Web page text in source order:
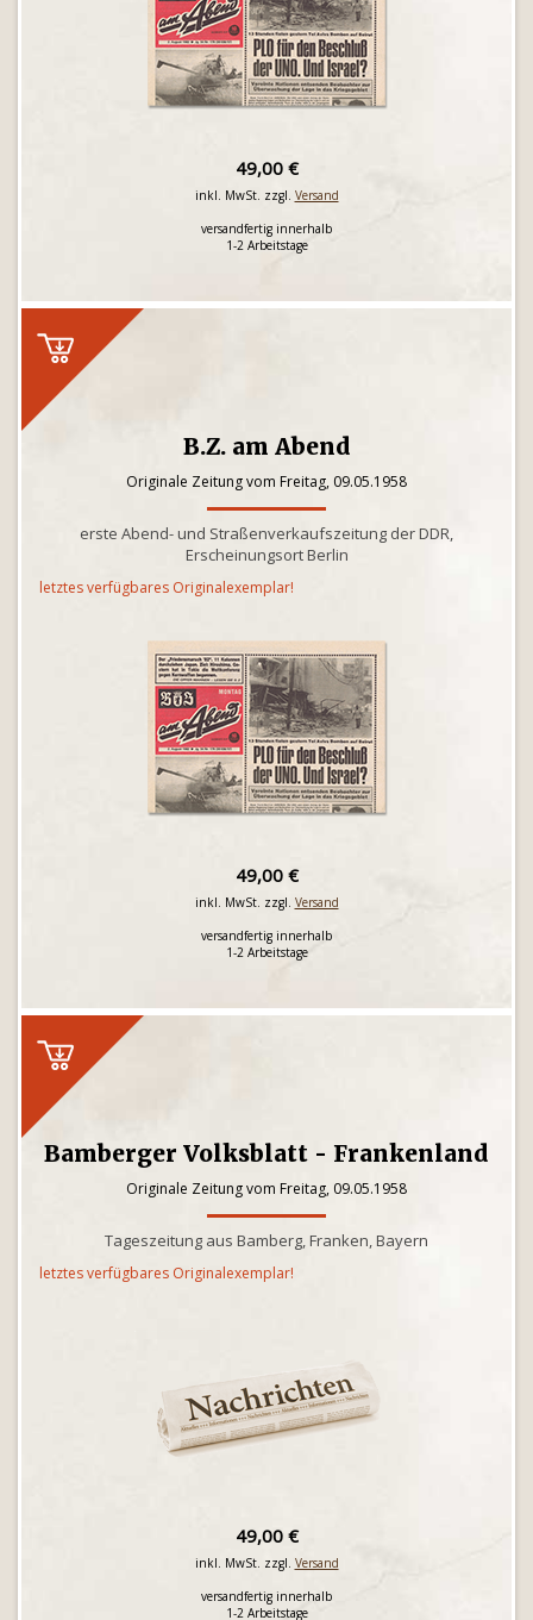
49,00 €
inkl. MwSt. zzgl. Versand
versandfertig innerhalb
1-2 Arbeitstage
B.Z. am Abend
Originale Zeitung vom Freitag, 09.05.1958
erste Abend- und Straßenverkaufszeitung der DDR,
Erscheinungsort Berlin
letztes verfügbares Originalexemplar!
49,00 €
inkl. MwSt. zzgl. Versand
versandfertig innerhalb
1-2 Arbeitstage
Bamberger Volksblatt - Frankenland
Originale Zeitung vom Freitag, 09.05.1958
Tageszeitung aus Bamberg, Franken, Bayern
letztes verfügbares Originalexemplar!
49,00 €
inkl. MwSt. zzgl. Versand
versandfertig innerhalb
1-2 Arbeitstage